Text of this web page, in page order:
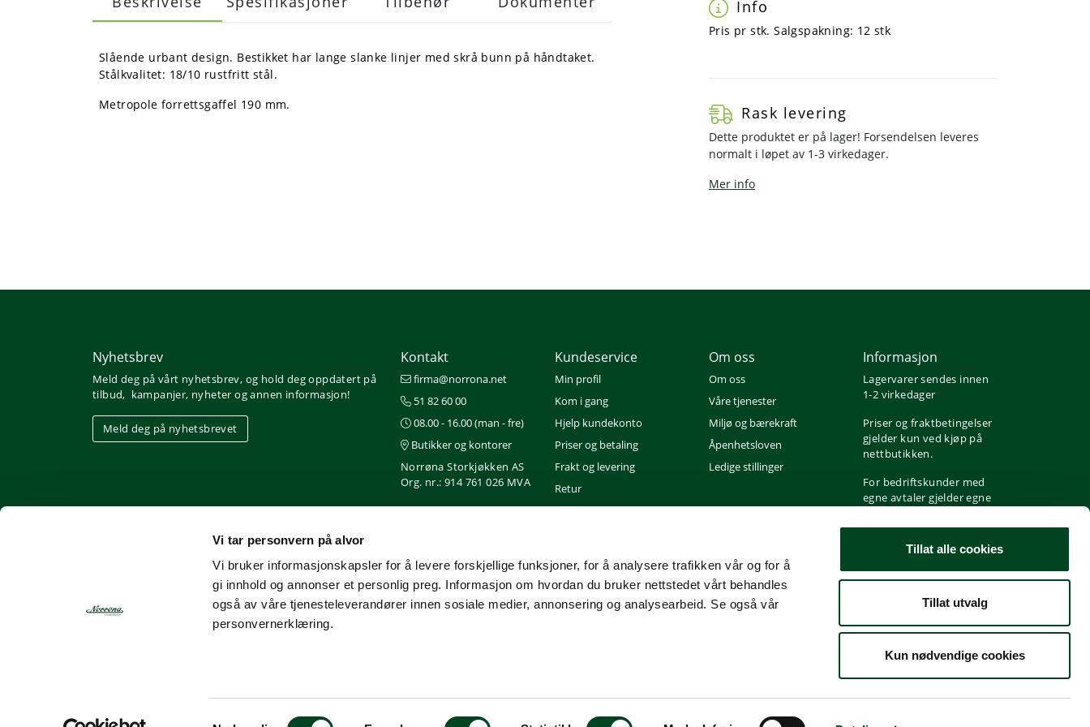
Vi tar personvern på alvor
Vi bruker informasjonskapsler for å levere forskjellige funksjoner, for å analysere trafikken vår og for å
gi innhold og annonser et personlig preg. Informasjon om hvordan du bruker nettstedet vårt behandles
også av våre tjenesteleverandører innen sosiale medier, annonsering og analysearbeid. Se også vår
personvernerklæring.
Tillat alle cookies
Tillat utvalg
Kun nødvendige cookies
Slående urbant design. Bestikket har lange slanke linjer med skrå bunn på håndtaket.
Stålkvalitet: 18/10 rustfritt stål.
Metropole forrettsgaffel 190 mm.
Info
Pris pr stk. Salgspakning: 12 stk
Rask levering
Dette produktet er på lager! Forsendelsen leveres
normalt i løpet av 1-3 virkedager.
Mer info
Nyhetsbrev
Meld deg på vårt nyhetsbrev, og hold deg oppdatert på
tilbud, kampanjer, nyheter og annen informasjon!
Meld deg på nyhetsbrevet
Kontakt
firma@norrona.net
51 82 60 00
08.00 - 16.00 (man - fre)
Butikker og kontorer
Norrøna Storkjøkken AS
Org. nr.: 914 761 026 MVA
Kundeservice
Min profil
Kom i gang
Hjelp kundekonto
Priser og betaling
Frakt og levering
Retur
Gavekort
Om oss
Om oss
Våre tjenester
Miljø og bærekraft
Åpenhetsloven
Ledige stillinger
Informasjon
Lagervarer sendes innen
1-2 virkedager
Priser og fraktbetingelser
gjelder kun ved kjøp på
nettbutikken.
For bedriftskunder med
egne avtaler gjelder egne
i henhold til avtale.